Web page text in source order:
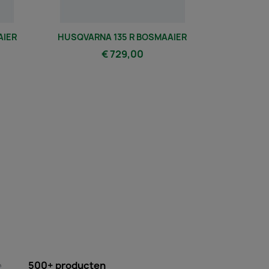
HUSQVARNA 135 R BOSMAAIER
€ 729,00
500+ producten